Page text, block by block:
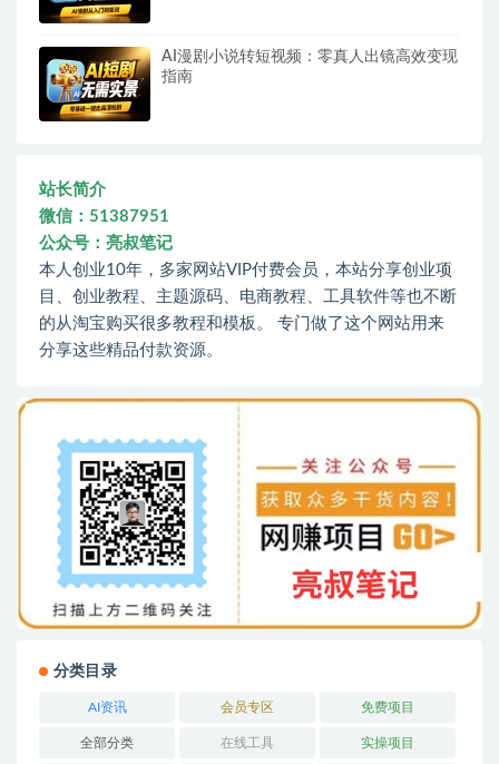
AI漫剧小说转短视频：零真人出镜高效变现
指南
站长简介
微信：51387951
公众号：亮叔笔记
本人创业10年，多家网站VIP付费会员，本站分享创业项
目、创业教程、主题源码、电商教程、工具软件等也不断
的从淘宝购买很多教程和模板。 专门做了这个网站用来
分享这些精品付款资源。
分类目录
AI资讯 会员专区 免费项目
全部分类 在线工具 实操项目